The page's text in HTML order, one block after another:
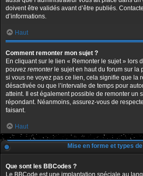
doivent être validés avant d’être publiés.
d’informations.
Haut
Comment remonter mon sujet ?
En cliquant sur le lien « Remonter le sujet » lors
pouvez remonterle sujet en haut du forum sur la
si vous ne voyez pas ce lien, cela signifie que la
désactivée ou que l’intervalle de temps pour
atteint. Il est également possible de remonter un
répondant. Néanmoins, assurez-vous de
faisant.
Haut
Mise en forme et types
Que sont les BBCodes ?
Le BBCode est une implantation spéciale au